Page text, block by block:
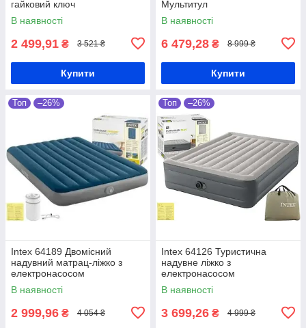
гайковий ключ
В наявності
2 499,91 ₴ 3 521 ₴
Купити
Мультитул
В наявності
6 479,28 ₴ 8 999 ₴
Купити
Топ –26%
Intex 64189 Двомісний
надувний матрац-ліжко з
електронасосом
В наявності
2 999,96 ₴ 4 054 ₴
Топ –26%
Intex 64126 Туристична
надувне ліжко з
електронасосом
В наявності
3 699,26 ₴ 4 999 ₴